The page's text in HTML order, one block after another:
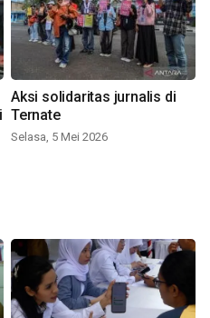
Aksi solidaritas jurnalis di
Ternate
Selasa, 5 Mei 2026